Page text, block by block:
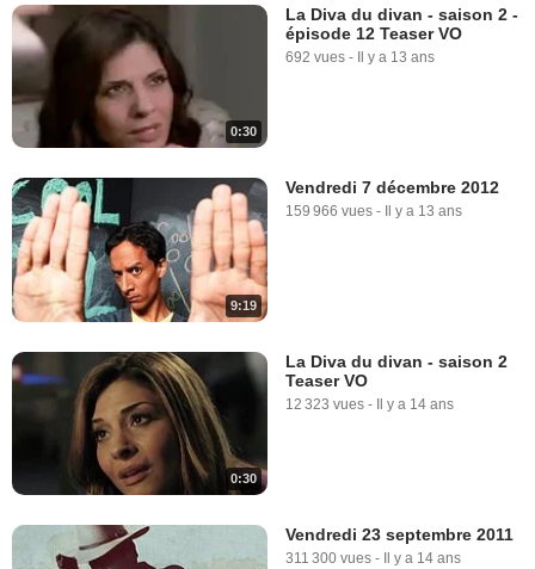
0:30
La Diva du divan - saison 2 -
épisode 12 Teaser VO
692 vues - Il y a 13 ans
9:19
Vendredi 7 décembre 2012
159 966 vues - Il y a 13 ans
0:30
La Diva du divan - saison 2
Teaser VO
12 323 vues - Il y a 14 ans
Vendredi 23 septembre 2011
311 300 vues - Il y a 14 ans